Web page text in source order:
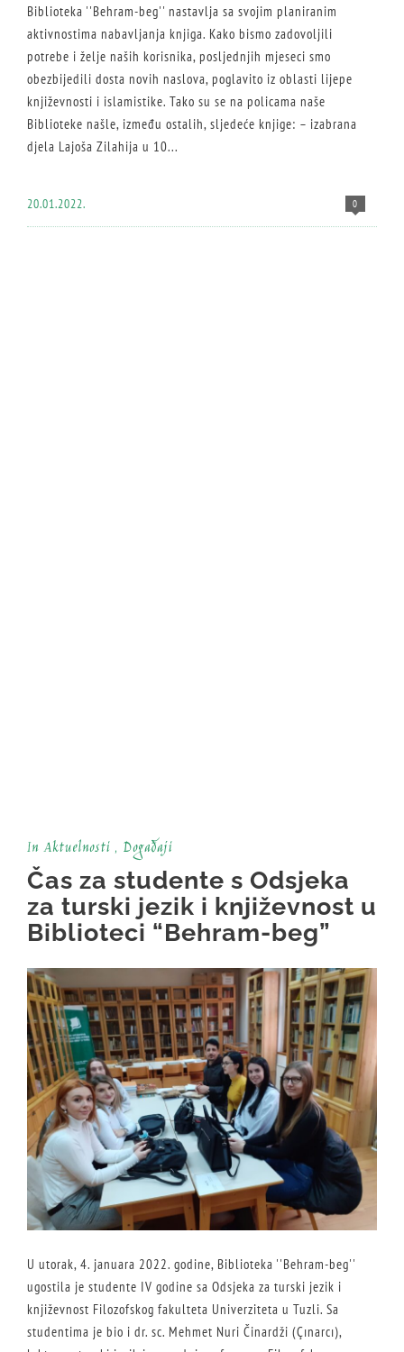
Biblioteka ''Behram-beg'' nastavlja sa svojim planiranim
aktivnostima nabavljanja knjiga. Kako bismo zadovoljili
potrebe i želje naših korisnika, posljednjih mjeseci smo
obezbijedili dosta novih naslova, poglavito iz oblasti lijepe
književnosti i islamistike. Tako su se na policama naše
Biblioteke našle, između ostalih, sljedeće knjige: – izabrana
djela Lajoša Zilahija u 10...
0
20.01.2022.
In Aktuelnosti , Događaji
Čas za studente s Odsjeka
za turski jezik i književnost u
Biblioteci “Behram-beg”
U utorak, 4. januara 2022. godine, Biblioteka ''Behram-beg''
ugostila je studente IV godine sa Odsjeka za turski jezik i
književnost Filozofskog fakulteta Univerziteta u Tuzli. Sa
studentima je bio i dr. sc. Mehmet Nuri Činardži (Çınarcı),